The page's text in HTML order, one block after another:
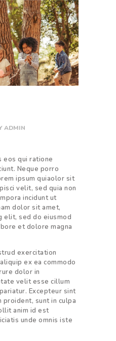
ADMIN
eos qui ratione
Neque porro
ipsum quiaolor sit
velit, sed quia non
incidunt ut
dolor sit amet,
elit, sed do eiusmod
et dolore magna
exercitation
ex ea commodo
dolor in
velit esse cillum
Excepteur sint
proident, sunt in culpa
anim id est
unde omnis iste